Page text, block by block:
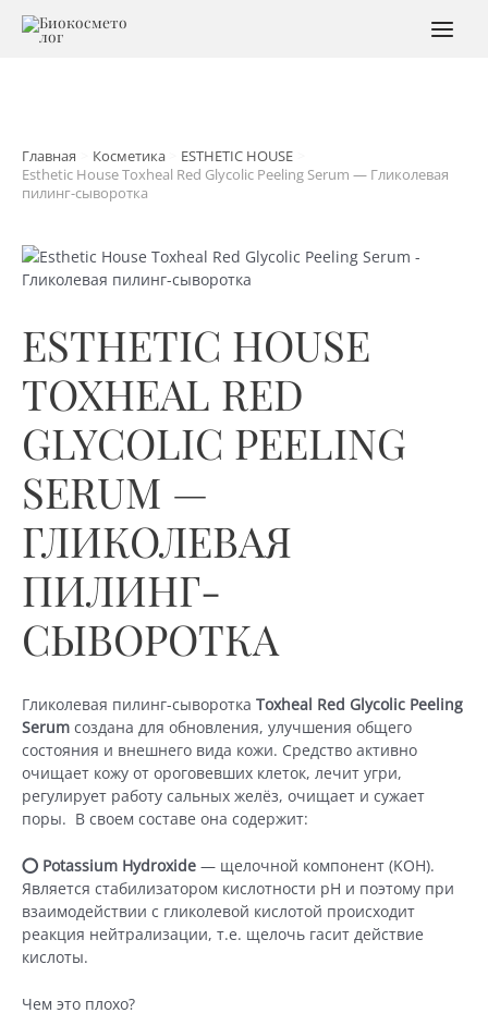
Перейти
Главная Косметика
ESTHETIC HOUSE
Esthetic House Toxheal Red Glycolic Peeling Serum — Гликолевая
пилинг-сыворотка
ESTHETIC HOUSE
TOXHEAL RED
GLYCOLIC PEELING
SERUM —
ГЛИКОЛЕВАЯ
ПИЛИНГ-
СЫВОРОТКА
Гликолевая пилинг-сыворотка Toxheal Red Glycolic Peeling
Serum создана для обновления, улучшения общего
состояния и внешнего вида кожи. Средство активно
очищает кожу от ороговевших клеток, лечит угри,
регулирует работу сальных желёз, очищает и сужает
поры. В своем составе она содержит:
⭕️ Potassium Hydroxide — щелочной компонент (KOH).
Является стабилизатором кислотности pH и поэтому при
взаимодействии с гликолевой кислотой происходит
реакция нейтрализации, т.е. щелочь гасит действие
кислоты.
Чем это плохо?